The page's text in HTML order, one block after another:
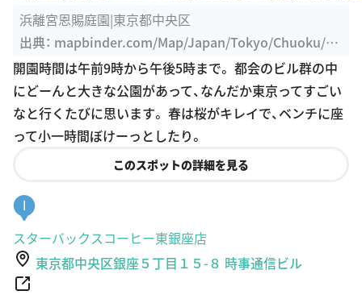
浜離宮恩賜庭園|東京都中央区
出典： mapbinder.com/Map/Japan/Tokyo/Chuoku/Ha
marikyu/Hamarikyu.htm
開園時間は午前9時から午後5時まで。 都会のビル群の中
にどーんと大きな公園があって、なんだか東京ってすごい
なと行くたびに思います。 春は桜がキレイで、ベンチに座
って小一時間ぼけーっとしたり。
このスポットの詳細を見る
I
スターバックスコーヒー東銀座店
東京都中央区銀座５丁目１５-８ 時事通信ビル